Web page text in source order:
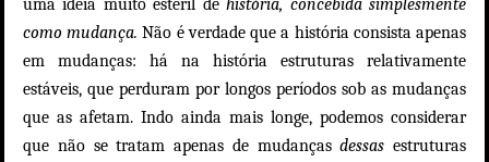
uma ideia muito estéril dehistória, concebida simplesmente
como mudança.Não é verdade que a história consista apenas
em mudanças: há na história estruturas relativamente
estáveis, que perduram por longos períodos sob as mudanças
que as afetam. Indo ainda mais longe, podemos considerar
que não se tratam apenas de mudançasdessas estruturas